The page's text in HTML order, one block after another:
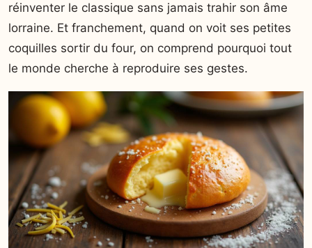
réinventer le classique sans jamais trahir son âme
lorraine. Et franchement, quand on voit ses petites
coquilles sortir du four, on comprend pourquoi tout
le monde cherche à reproduire ses gestes.